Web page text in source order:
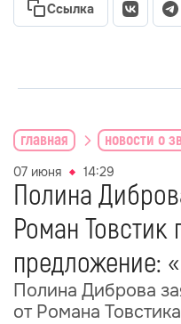
Ссылка
главная новости о
07 июня 14:29
Полина
Роман Товстик
предложение:
Полина Диброва
от Романа Товстика